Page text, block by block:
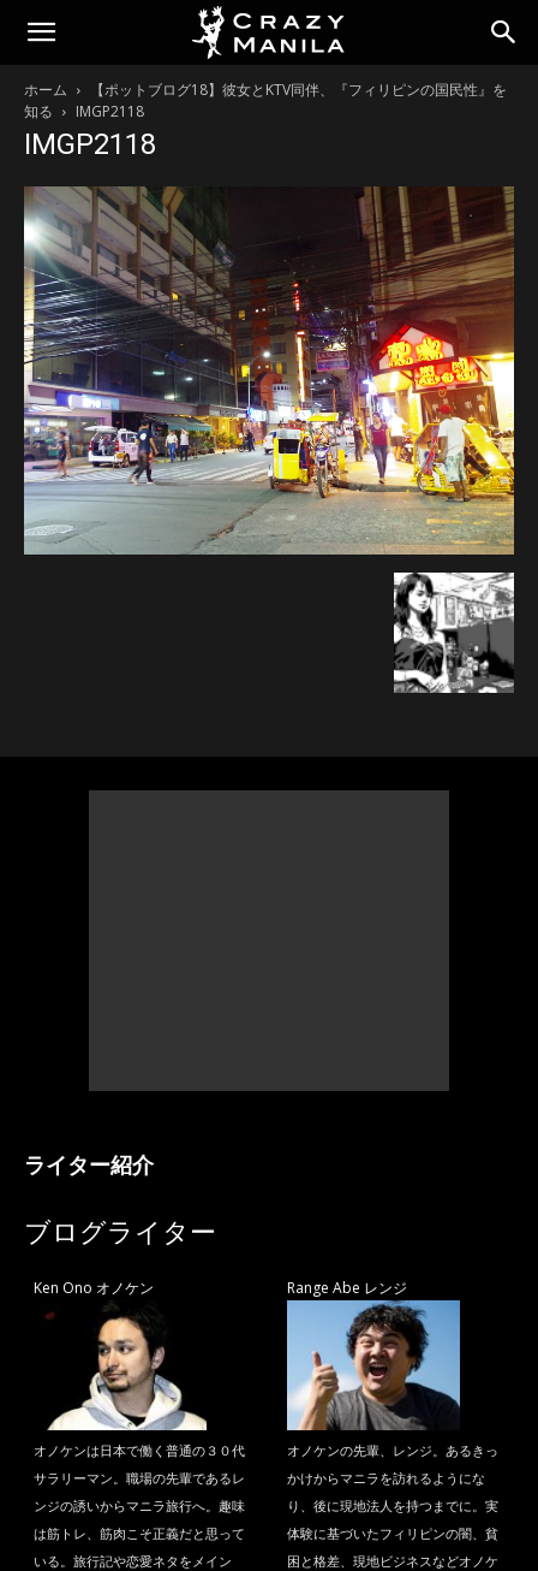
ホーム
【ポットブログ18】彼女とKTV同伴、『フィリピンの国民性』を
知る
IMGP2118
IMGP2118
ライター紹介
ブログライター
Ken Ono オノケン
オノケンは日本で働く普通の３０代
サラリーマン。職場の先輩であるレ
ンジの誘いからマニラ旅行へ。趣味
は筋トレ、筋肉こそ正義だと思って
いる。旅行記や恋愛ネタをメイン
Range Abe レンジ
オノケンの先輩、レンジ。あるきっ
かけからマニラを訪れるようにな
り、後に現地法人を持つまでに。実
体験に基づいたフィリピンの闇、貧
困と格差、現地ビジネスなどオノケ